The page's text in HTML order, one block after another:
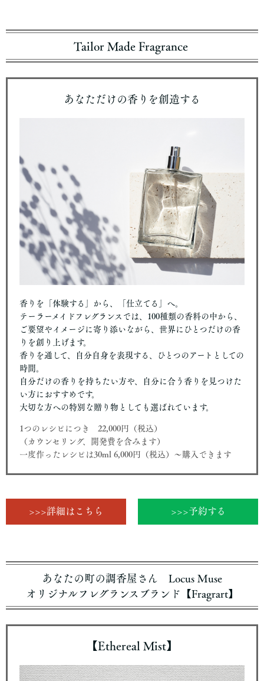
Tailor Made Fragrance
あなただけの香りを創造する
香りを「体験する」から、「仕立てる」へ。
テーラーメイドフレグランスでは、100種類の香料の中から、
ご要望やイメージに寄り添いながら、世界にひとつだけの香
りを創り上げます。
香りを通して、自分自身を表現する、ひとつのアートとしての
時間。
自分だけの香りを持ちたい方や、自分に合う香りを見つけた
い方におすすめです。
大切な方への特別な贈り物としても選ばれています。
1つのレシピにつき 22,000円（税込）
（カウンセリング、開発費を含みます）
一度作ったレシピは30ml 6,000円（税込）〜購入できます
>>>詳細はこちら >>>予約する
あなたの町の調香屋さん Locus Muse
オリジナルフレグランスブランド【Fragrart】
【Ethereal Mist】